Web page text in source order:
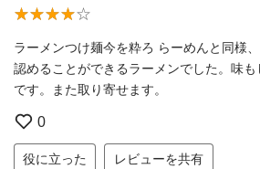
ラーメンつけ麺今を粋ろ らーめんと同様
認めることができるラーメンでした。味
です。また取り寄せます。
0
役に立った レビューを共有